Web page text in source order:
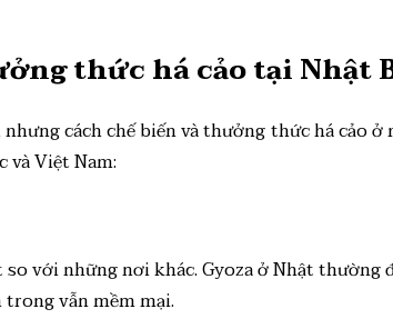
thức há cảo tại Nhật
cách chế biến và thưởng thức há cảo
và Việt Nam:
với những nơi khác. Gyoza ở Nhật
vẫn mềm mại.